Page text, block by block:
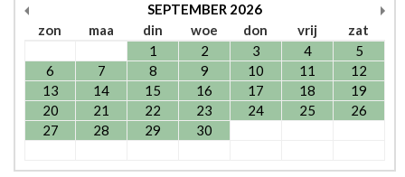
SEPTEMBER 2026
zon
maa din woe don vrij
zat
1
2 3 4
5
6
7 8 9 10 11
12
13
14 15 16 17 18
19
20
21 22 23 24 25
26
27
28 29 30